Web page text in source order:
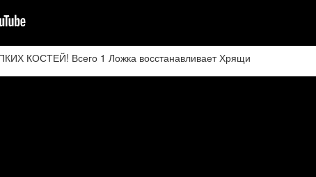
КОСТЕЙ! Всего 1 Ложка восстанавливает Хрящи